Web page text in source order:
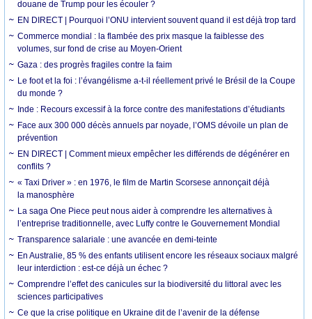
douane de Trump pour les écouler ?
EN DIRECT | Pourquoi l’ONU intervient souvent quand il est déjà trop tard
Commerce mondial : la flambée des prix masque la faiblesse des
volumes, sur fond de crise au Moyen-Orient
Gaza : des progrès fragiles contre la faim
Le foot et la foi : l’évangélisme a-t-il réellement privé le Brésil de la Coupe
du monde ?
Inde : Recours excessif à la force contre des manifestations d’étudiants
Face aux 300 000 décès annuels par noyade, l’OMS dévoile un plan de
prévention
EN DIRECT | Comment mieux empêcher les différends de dégénérer en
conflits ?
« Taxi Driver » : en 1976, le film de Martin Scorsese annonçait déjà
la manosphère
La saga One Piece peut nous aider à comprendre les alternatives à
l’entreprise traditionnelle, avec Luffy contre le Gouvernement Mondial
Transparence salariale : une avancée en demi-teinte
En Australie, 85 % des enfants utilisent encore les réseaux sociaux malgré
leur interdiction : est-ce déjà un échec ?
Comprendre l’effet des canicules sur la biodiversité du littoral avec les
sciences participatives
Ce que la crise politique en Ukraine dit de l’avenir de la défense